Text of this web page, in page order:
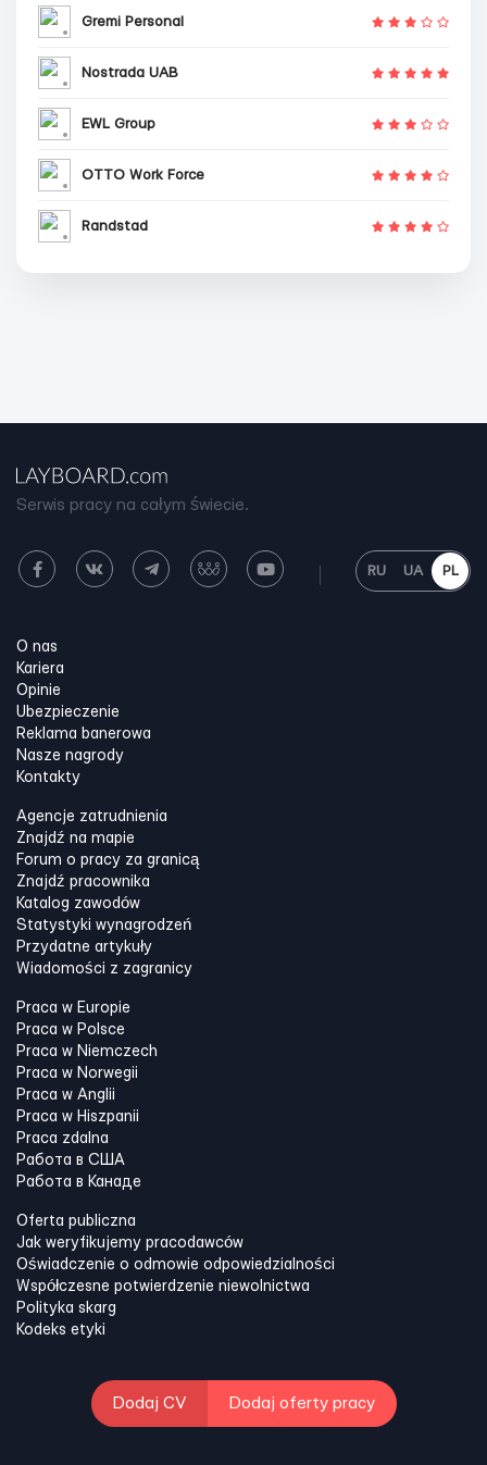
Gremi Personal
Nostrada UAB
EWL Group
OTTO Work Force
Randstad
Serwis pracy na całym świecie.
RU UA PL
O nas
Kariera
Opinie
Ubezpieczenie
Reklama banerowa
Nasze nagrody
Kontakty
Agencje zatrudnienia
Znajdź na mapie
Forum o pracy za granicą
Znajdź pracownika
Katalog zawodów
Statystyki wynagrodzeń
Przydatne artykuły
Wiadomości z zagranicy
Praca w Europie
Praca w Polsce
Praca w Niemczech
Praca w Norwegii
Praca w Anglii
Praca w Hiszpanii
Praca zdalna
Работа в США
Работа в Канадe
Oferta publiczna
Jak weryfikujemy pracodawców
Oświadczenie o odmowie odpowiedzialności
Współczesne potwierdzenie niewolnictwa
Polityka skarg
Kodeks etyki
Dodaj CV Dodaj oferty pracy